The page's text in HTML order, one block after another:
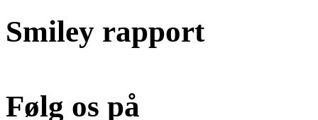
Smiley rapport
Følg os på